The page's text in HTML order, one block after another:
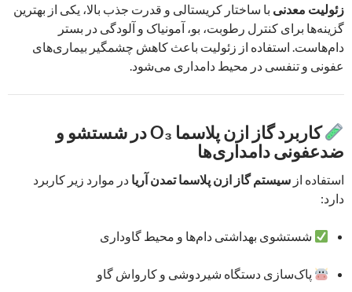
زئولیت معدنی با ساختار کریستالی و قدرت جذب بالا، یکی از بهترین
گزینه‌ها برای کنترل رطوبت، بو، آمونیاک و آلودگی در بستر
دام‌هاست. استفاده از زئولیت باعث کاهش چشمگیر بیماری‌های
عفونی و تنفسی در محیط دامداری می‌شود.
کاربرد گاز ازن پلاسما O₃ در شستشو و
ضدعفونی دامداری‌ها
استفاده از سیستم گاز ازن پلاسما تمدن آریا در موارد زیر کاربرد
دارد:
شستشوی بهداشتی دام‌ها و محیط گاوداری
پاک‌سازی دستگاه شیردوشی و کارواش گاو